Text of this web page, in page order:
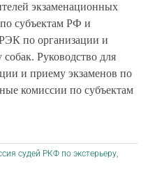
экзаменационных
субъектам РФ и
РЭК по организации и
Руководство для
и приему экзаменов по
комиссии по субъектам
судей РКФ по экстерьеру,